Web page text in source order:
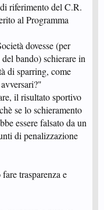
riferimento del C.R.
al Programma
dovesse (per
bando) schierare in
di sparring, come
il risultato sportivo
se lo schieramento
essere falsato da un
di penalizzazione
trasparenza e